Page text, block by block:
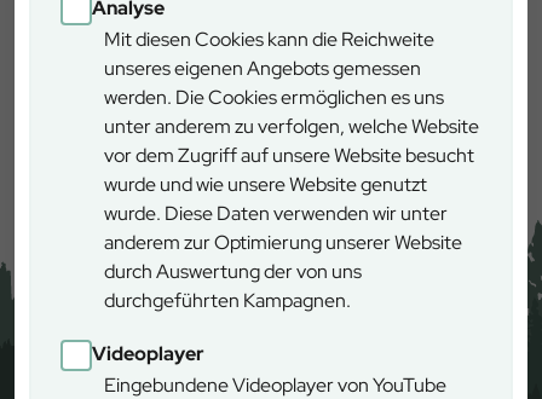
Analyse
Mit diesen Cookies kann die Reichweite
unseres eigenen Angebots gemessen
werden. Die Cookies ermöglichen es uns
unter anderem zu verfolgen, welche Website
vor dem Zugriff auf unsere Website besucht
wurde und wie unsere Website genutzt
wurde. Diese Daten verwenden wir unter
anderem zur Optimierung unserer Website
durch Auswertung der von uns
durchgeführten Kampagnen.
Videoplayer
Eingebundene Videoplayer von YouTube
Mehr erfahren